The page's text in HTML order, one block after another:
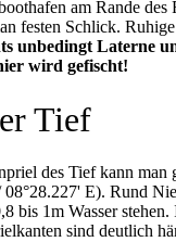
am Rande des
festen Schlick.
unbedingt Laterne
wird gefischt!
Tief
des Tief kann man
08°28.227' E). Rund
bis 1m Wasser
sind deutlich